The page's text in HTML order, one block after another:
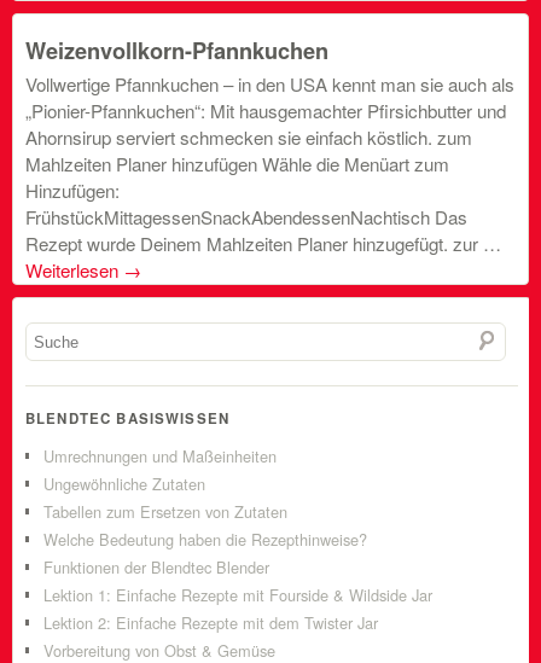
Weizenvollkorn-Pfannkuchen
Vollwertige Pfannkuchen – in den USA kennt man sie auch als
„Pionier-Pfannkuchen“: Mit hausgemachter Pfirsichbutter und
Ahornsirup serviert schmecken sie einfach köstlich. zum
Mahlzeiten Planer hinzufügen Wähle die Menüart zum
Hinzufügen:
FrühstückMittagessenSnackAbendessenNachtisch Das
Rezept wurde Deinem Mahlzeiten Planer hinzugefügt. zur …
Weiterlesen →
BLENDTEC BASISWISSEN
Umrechnungen und Maßeinheiten
Ungewöhnliche Zutaten
Tabellen zum Ersetzen von Zutaten
Welche Bedeutung haben die Rezepthinweise?
Funktionen der Blendtec Blender
Lektion 1: Einfache Rezepte mit Fourside & Wildside Jar
Lektion 2: Einfache Rezepte mit dem Twister Jar
Vorbereitung von Obst & Gemüse